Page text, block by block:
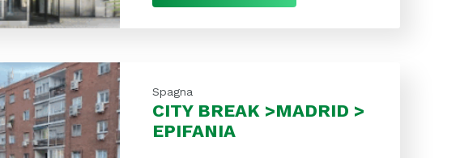
Spagna
CITY BREAK >MADRID >
EPIFANIA